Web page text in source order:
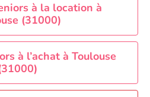
Etienne
à la location à
(31000)
à l’achat à Toulouse